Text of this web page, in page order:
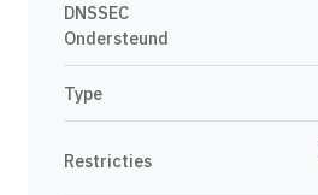
DNSSEC
Ondersteund
Type
Restricties